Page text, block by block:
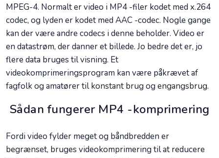
MPEG-4. Normalt er video i MP4 -filer kodet med x.264
codec, og lyden er kodet med AAC -codec. Nogle gange
kan der være andre codecs i denne beholder. Video er
en datastrøm, der danner et billede. Jo bedre det er, jo
flere data bruges til visning. Et
videokomprimeringsprogram kan være påkrævet af
fagfolk og amatører til konstant brug og engangsbrug.
Sådan fungerer MP4 -komprimering
Fordi video fylder meget og båndbredden er
begrænset, bruges videokomprimering til at reducere